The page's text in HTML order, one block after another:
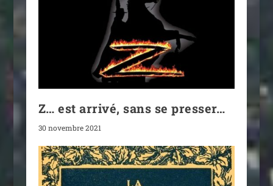
Z… est arrivé, sans se presser…
30 novembre 2021